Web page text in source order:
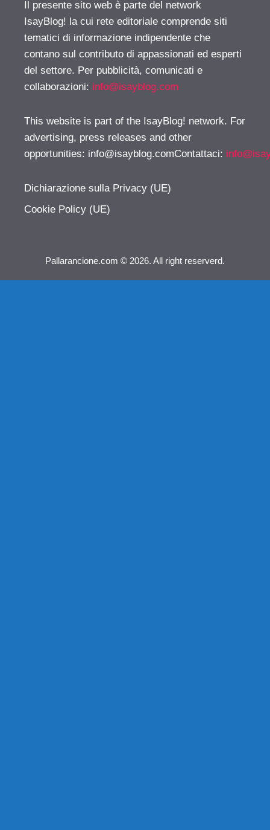
Il presente sito web è parte del network
IsayBlog! la cui rete editoriale comprende siti
tematici di informazione indipendente che
contano sul contributo di appassionati ed esperti
del settore. Per pubblicità, comunicati e
collaborazioni: info@isayblog.com
This website is part of the IsayBlog! network. For
advertising, press releases and other
opportunities: info@isayblog.comContattaci:
Dichiarazione sulla Privacy (UE)
Cookie Policy (UE)
Pallarancione.com © 2026. All right reserverd.